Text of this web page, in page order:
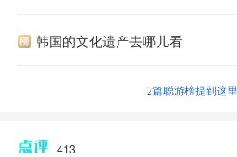
韩国的文化遗产去哪儿看
2篇聪游榜提到这里
413